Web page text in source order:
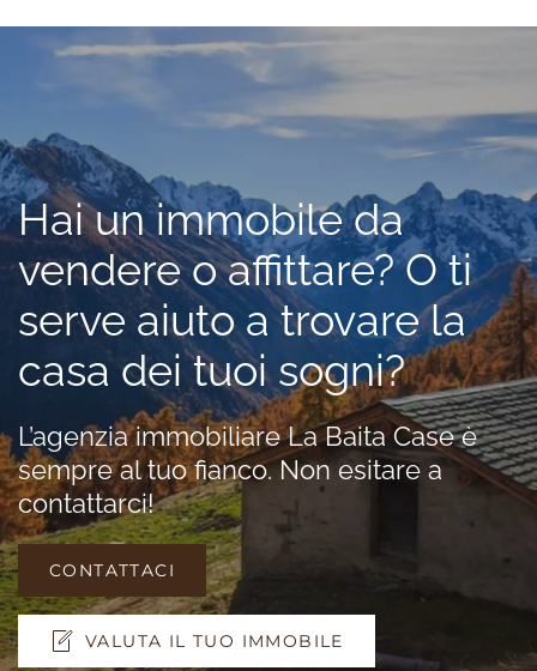
Hai un immobile da
vendere o affittare? O ti
serve aiuto a trovare la
casa dei tuoi sogni?
L’agenzia immobiliare La Baita Case è
sempre al tuo fianco. Non esitare a
contattarci!
CONTATTACI
VALUTA IL TUO IMMOBILE